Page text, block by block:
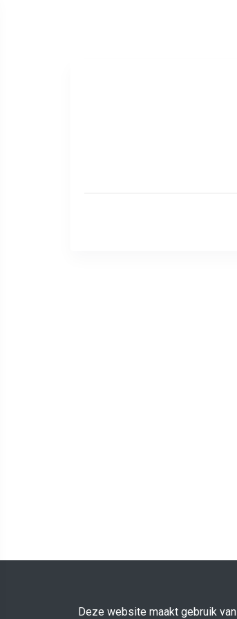
Deze website maakt gebruik